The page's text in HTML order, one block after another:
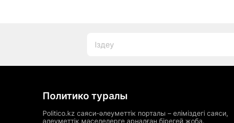
Политико туралы
Politico.kz саяси-әлеуметтік порталы – еліміздегі саяси,
әлеуметтік мәселелерге арналған бірегей жоба.